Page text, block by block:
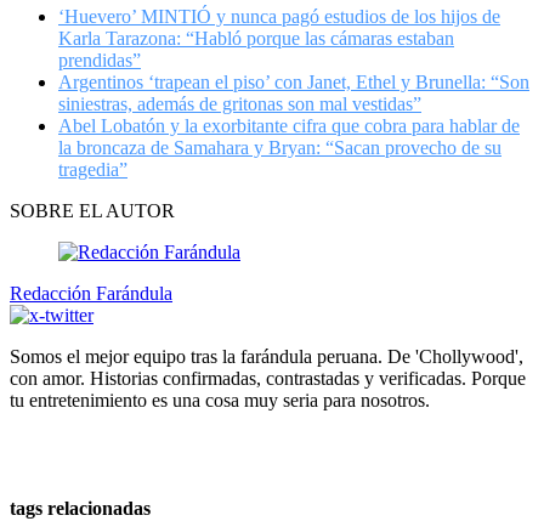
‘Huevero’ MINTIÓ y nunca pagó estudios de los hijos de
Karla Tarazona: “Habló porque las cámaras estaban
prendidas”
Argentinos ‘trapean el piso’ con Janet, Ethel y Brunella: “Son
siniestras, además de gritonas son mal vestidas”
Abel Lobatón y la exorbitante cifra que cobra para hablar de
la broncaza de Samahara y Bryan: “Sacan provecho de su
tragedia”
SOBRE EL AUTOR
Redacción Farándula
Somos el mejor equipo tras la farándula peruana. De 'Chollywood',
con amor. Historias confirmadas, contrastadas y verificadas. Porque
tu entretenimiento es una cosa muy seria para nosotros.
tags relacionadas